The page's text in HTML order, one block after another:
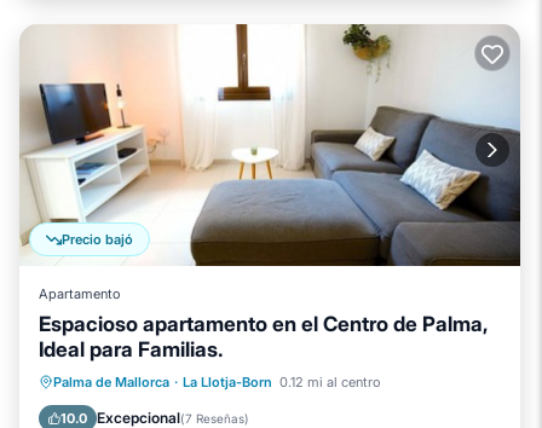
Precio bajó
Apartamento
Espacioso apartamento en el Centro de Palma,
Ideal para Familias.
Palma de Mallorca · La Llotja-Born 0.12 mi al centro
10.0 Excepcional(7 Reseñas)
Frente al mar Vista al mar
Vistas
Cocina